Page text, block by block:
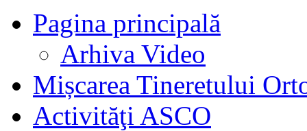
Pagina principală
Arhiva Video
Mișcarea Tineretului
Activităţi ASCO